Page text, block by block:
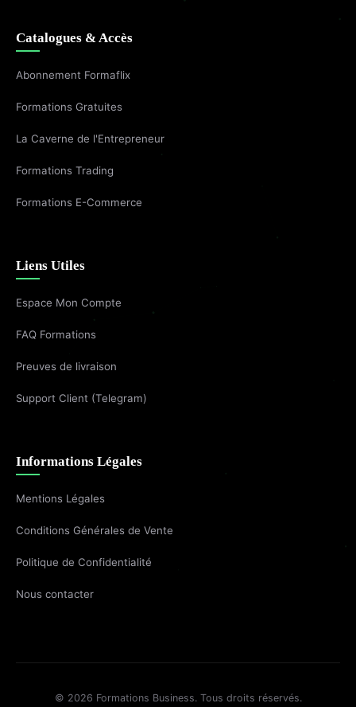
Catalogues & Accès
Abonnement Formaflix
Formations Gratuites
La Caverne de l'Entrepreneur
Formations Trading
Formations E-Commerce
Liens Utiles
Espace Mon Compte
FAQ Formations
Preuves de livraison
Support Client (Telegram)
Informations Légales
Mentions Légales
Conditions Générales de Vente
Politique de Confidentialité
Nous contacter
© 2026 Formations Business. Tous droits réservés.